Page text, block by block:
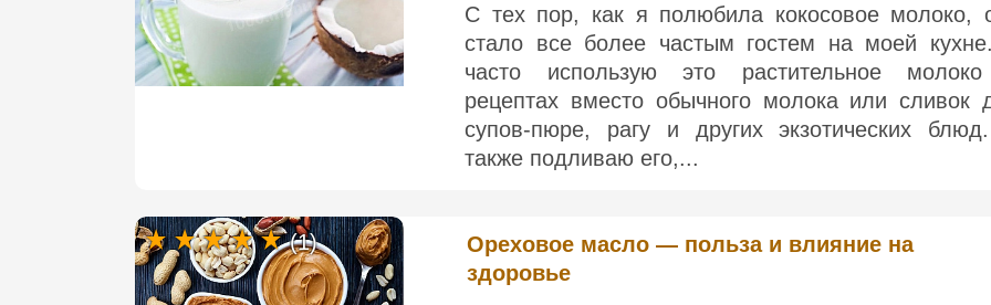
С тех пор, как я полюбила кокосовое молоко,
стало все более частым гостем на моей
часто использую это растительное
рецептах вместо обычного молока или сливок
супов-пюре, рагу и других экзотических
также подливаю его,...
Ореховое масло — польза и влияние на
здоровье
(1)